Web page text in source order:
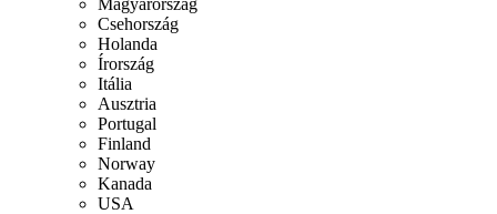
Magyarország
Csehország
Holanda
Írország
Itália
Ausztria
Portugal
Finland
Norway
Kanada
USA